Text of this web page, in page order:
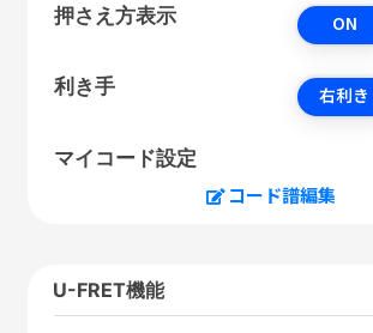
押さえ方表示 ON
利き手 右利き
マイコード設定
コード譜編集
U-FRET機能